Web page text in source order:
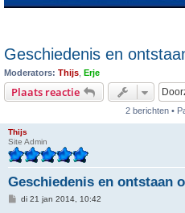
Geschiedenis en
Moderators: Thijs Erje
Plaats reactie
2 berichten •
Thijs
Site Admin
Geschiedenis en ontstaan
Bdi 21 jan 2014, 10:42